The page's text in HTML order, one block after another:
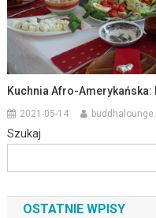
Kuchnia Afro-Amerykańska:
2021-05-14
Szukaj
OSTATNIE WPISY